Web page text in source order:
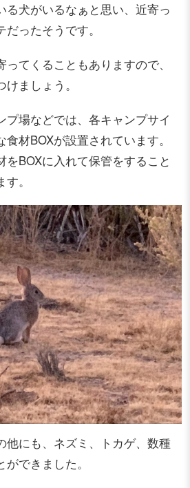
る犬がいるなぁと思い、近寄っ
ったそうです。
てくることもありますので、
ましょう。
プ場などでは、各キャンプサイ
食材BOXが設置されています。
をBOXに入れて保管をすること
。
他にも、ネズミ、トカゲ、数種
できました。